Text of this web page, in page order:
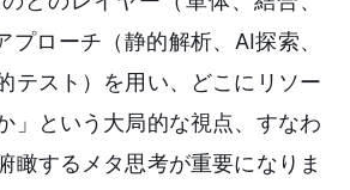
プローチ（静的解析、AI探索、
テスト）を用い、どこにリソー
」という大局的な視点、すなわ
瞰するメタ思考が重要になりま